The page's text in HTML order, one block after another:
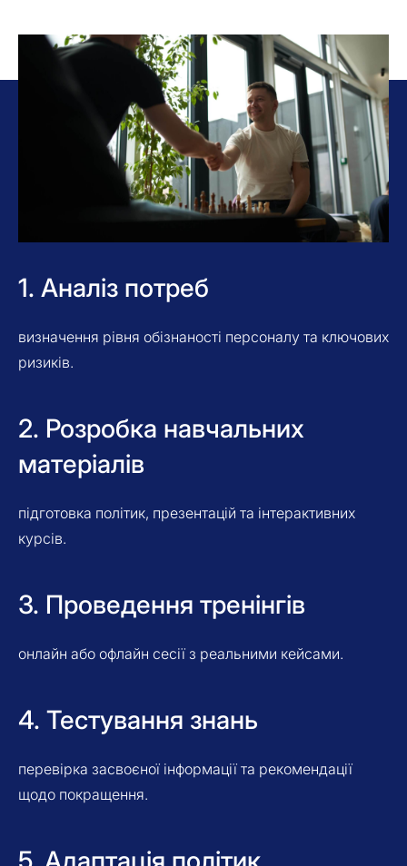
Покроковий процес
навчання та впровадження
політик
1. Аналіз потреб
визначення рівня обізнаності персоналу та ключових
ризиків.
2. Розробка навчальних
матеріалів
підготовка політик, презентацій та інтерактивних
курсів.
3. Проведення тренінгів
онлайн або офлайн сесії з реальними кейсами.
4. Тестування знань
перевірка засвоєної інформації та рекомендації
щодо покращення.